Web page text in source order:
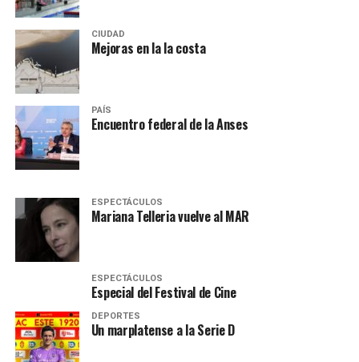
CIUDAD
Mejoras en la la costa
PAÍS
Encuentro federal de la Anses
ESPECTÁCULOS
Mariana Telleria vuelve al MAR
ESPECTÁCULOS
Especial del Festival de Cine
DEPORTES
Un marplatense a la Serie D